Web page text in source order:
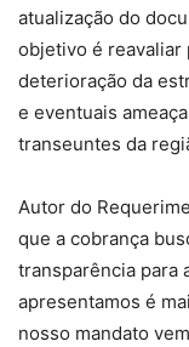
atualização do
objetivo é reavaliar
deterioração da
e eventuais
transeuntes da
Autor do
que a cobrança
transparência para
apresentamos é
nosso mandato